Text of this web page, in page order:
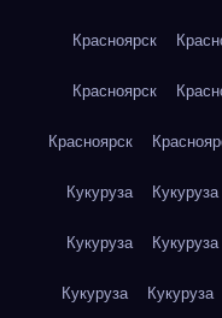
Красноярск
Красноярск
Красноярск
Кукуруза Кукуруза
Кукуруза Кукуруза
Кукуруза Кукуруза